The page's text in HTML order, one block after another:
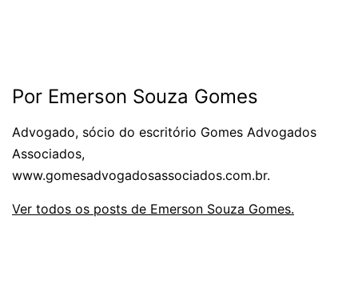
Por Emerson Souza Gomes
Advogado, sócio do escritório Gomes Advogados
Associados,
www.gomesadvogadosassociados.com.br.
Ver todos os posts de Emerson Souza Gomes.